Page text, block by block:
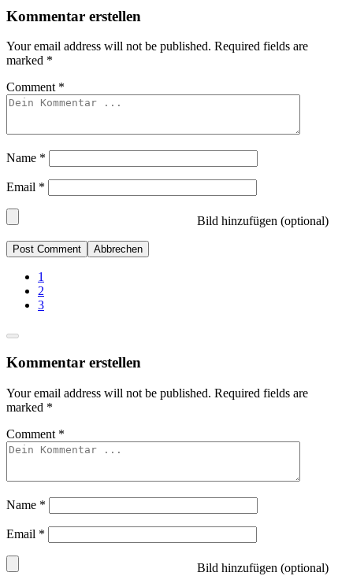
Kommentar erstellen
Your email address will not be published. Required fields are
marked *
Comment *
Name *
Email *
Bild hinzufügen (optional)
Abbrechen
1
2
3
Kommentar erstellen
Your email address will not be published. Required fields are
marked *
Comment *
Name *
Email *
Bild hinzufügen (optional)